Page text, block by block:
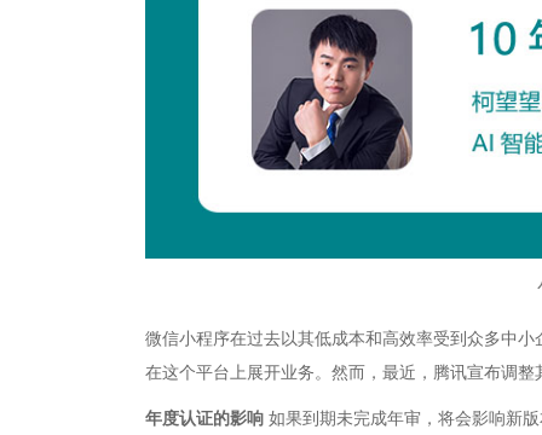
微信小程序在过去以其低成本和高效率受到众多中
在这个平台上展开业务。然而，最近，腾讯宣布调
年度认证的影响 如果到期未完成年审，将会影响新